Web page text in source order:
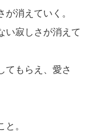
消えていく。
い寂しさが消えて
てもらえ、愛さ
。